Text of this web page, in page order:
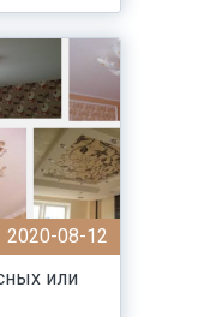
2020-08-12
или